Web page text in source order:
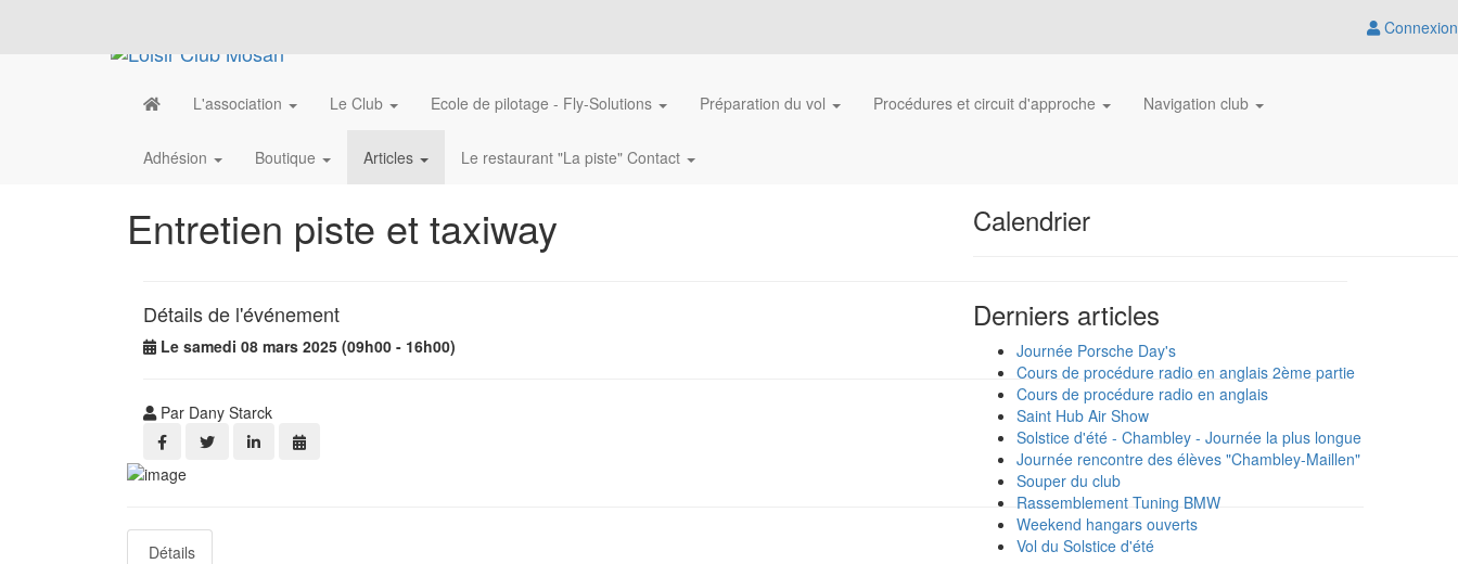
Connexion
L'association Le Club Ecole de pilotage - Fly-Solutions Préparation du vol Procédures et circuit d'approche Navigation club
Adhésion Boutique Articles Le restaurant "La piste" Contact
Entretien piste et taxiway
Détails de l'événement
Le samedi 08 mars 2025 (09h00 - 16h00)
Par Dany Starck
Détails
Calendrier
Derniers articles
Journée Porsche Day's
Cours de procédure radio en anglais 2ème partie
Cours de procédure radio en anglais
Saint Hub Air Show
Solstice d'été - Chambley - Journée la plus longue
Journée rencontre des élèves "Chambley-Maillen"
Souper du club
Rassemblement Tuning BMW
Weekend hangars ouverts
Vol du Solstice d'été